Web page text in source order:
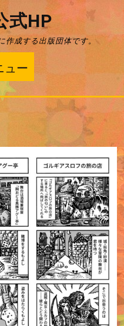
式HP
作成する出版団体です。
ュー
ニ
ュ
ー